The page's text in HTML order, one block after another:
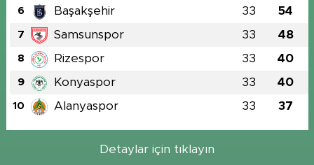
6 Başakşehir 33 54
7 Samsunspor 33 48
8 Rizespor 33 40
9 Konyaspor 33 40
10 Alanyaspor 33 37
Detaylar için tıklayın